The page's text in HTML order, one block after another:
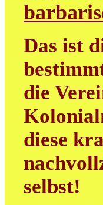
Das ist
die
diese
selbst!